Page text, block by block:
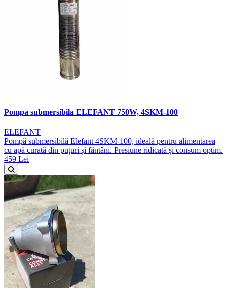
Pompa submersibila ELEFANT 750W, 4SKM-100
ELEFANT
Pompă submersibilă Elefant 4SKM-100, ideală pentru alimentarea
cu apă curată din puțuri și fântâni. Presiune ridicată și consum optim.
459 Lei